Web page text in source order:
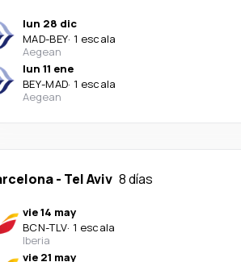
lun 28 dic
MAD-BEY· 1 escala
Aegean
lun 11 ene
BEY-MAD· 1 escala
Aegean
- Tel Aviv 8 días
vie 14 may
BCN-TLV· 1 escala
Iberia
vie 21 may